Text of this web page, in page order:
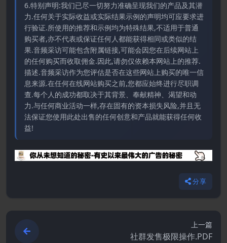
6.特别声明:我们已尽一切努力准确呈现我们的产品及其潜
力.任何关于实际收益或实际结果示例的声明均可应要求进
行验证.所使用的推荐和示例均为特殊结果,不适用于普通
购买者,亦不代表或保证任何人都能获得相同或类似的结
果.音频采访可能包含附属链接,可能会因您在后续网站上
的任何购买而收取佣金.因此,请勿仅依赖本网站上的推荐.
描述.音频采访作为您评估是否在这些网站上购买的唯一信
息来源.在任何在线网站购买之前,您都应始终进行尽职调
查.每个人的成功都取决于其背景、奉献精神、渴望和动
力.与任何商业活动一样,存在固有的资本损失风险,并且无
法保证您使用此处出售的任何创意和产品就能获得任何收
益!
分享
上一篇
社群发售极限操作.PDF